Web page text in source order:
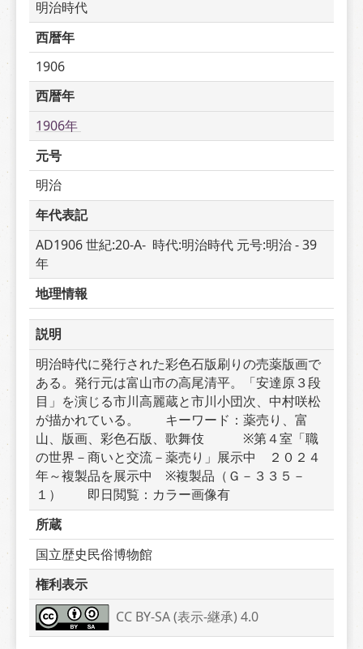
明治時代
西暦年
1906
西暦年
1906年
元号
明治
年代表記
AD1906 世紀:20-A-  時代:明治時代 元号:明治 - 39
年
地理情報
説明
明治時代に発行された彩色石版刷りの売薬版画で
ある。発行元は富山市の高尾清平。「安達原３段
目」を演じる市川高麗蔵と市川小団次、中村咲松
が描かれている。　　キーワード：薬売り、富
山、版画、彩色石版、歌舞伎　　　※第４室「職
の世界－商いと交流－薬売り」展示中　２０２４
年～複製品を展示中　※複製品（Ｇ－３３５－
１）　　即日閲覧：カラー画像有
所蔵
国立歴史民俗博物館
権利表示
CC BY-SA (表示-継承) 4.0